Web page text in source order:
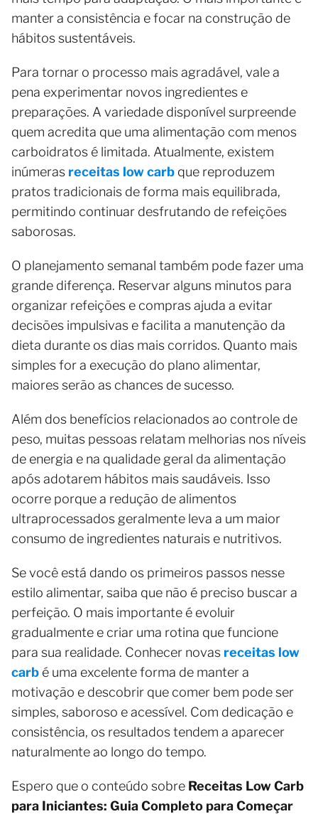
manter a consistência e focar na construção de
hábitos sustentáveis.
Para tornar o processo mais agradável, vale a
pena experimentar novos ingredientes e
preparações. A variedade disponível surpreende
quem acredita que uma alimentação com menos
carboidratos é limitada. Atualmente, existem
inúmeras receitas low carb que reproduzem
pratos tradicionais de forma mais equilibrada,
permitindo continuar desfrutando de refeições
saborosas.
O planejamento semanal também pode fazer uma
grande diferença. Reservar alguns minutos para
organizar refeições e compras ajuda a evitar
decisões impulsivas e facilita a manutenção da
dieta durante os dias mais corridos. Quanto mais
simples for a execução do plano alimentar,
maiores serão as chances de sucesso.
Além dos benefícios relacionados ao controle de
peso, muitas pessoas relatam melhorias nos níveis
de energia e na qualidade geral da alimentação
após adotarem hábitos mais saudáveis. Isso
ocorre porque a redução de alimentos
ultraprocessados geralmente leva a um maior
consumo de ingredientes naturais e nutritivos.
Se você está dando os primeiros passos nesse
estilo alimentar, saiba que não é preciso buscar a
perfeição. O mais importante é evoluir
gradualmente e criar uma rotina que funcione
para sua realidade. Conhecer novas receitas low
carb é uma excelente forma de manter a
motivação e descobrir que comer bem pode ser
simples, saboroso e acessível. Com dedicação e
consistência, os resultados tendem a aparecer
naturalmente ao longo do tempo.
Espero que o conteúdo sobre Receitas Low Carb
para Iniciantes: Guia Completo para Começar